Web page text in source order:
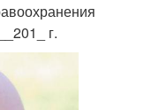
г.